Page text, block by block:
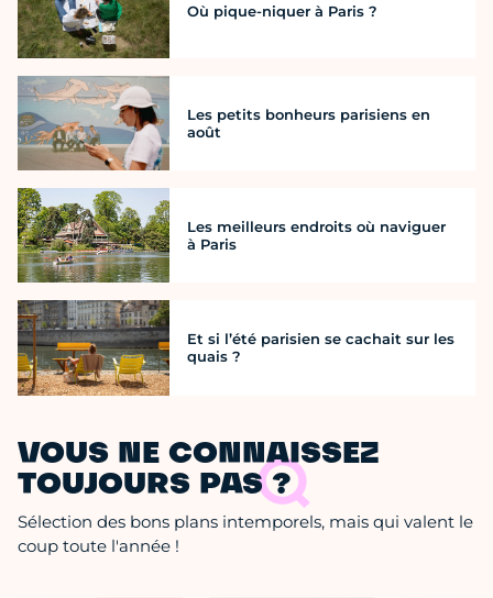
Où pique-niquer à Paris ?
Les petits bonheurs parisiens en
août
Les meilleurs endroits où naviguer
à Paris
Et si l’été parisien se cachait sur les
quais ?
VOUS NE CONNAISSEZ
TOUJOURS PAS ?
Sélection des bons plans intemporels, mais qui valent le
coup toute l'année !